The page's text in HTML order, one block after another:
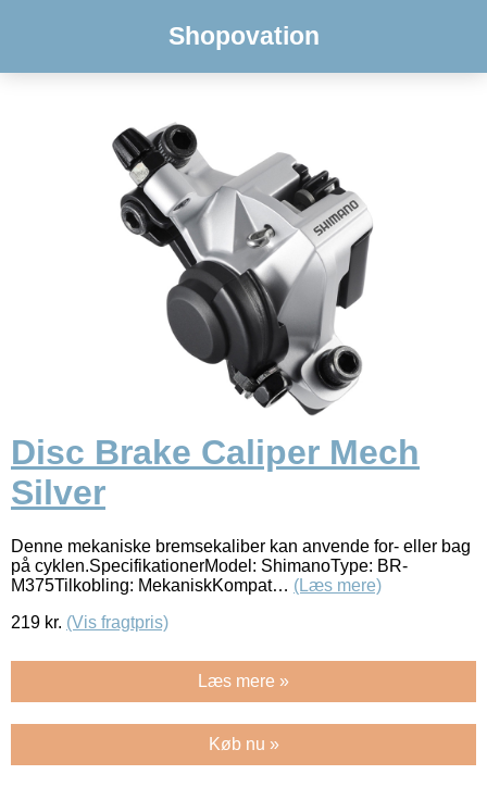
Shopovation
Disc Brake Caliper Mech
Silver
Denne mekaniske bremsekaliber kan anvende for- eller bag
på cyklen.SpecifikationerModel: ShimanoType: BR-
M375Tilkobling: MekaniskKompat… (Læs mere)
219 kr. (Vis fragtpris)
Læs mere »
Køb nu »